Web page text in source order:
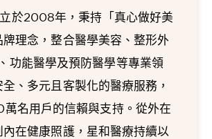
於2008年，秉持「真心做好美
理念，整合醫學美容、整形外
功能醫學及預防醫學等專業領
、多元且客製化的醫療服務，
萬名用戶的信賴與支持。從外在
內在健康照護，星和醫療持續以